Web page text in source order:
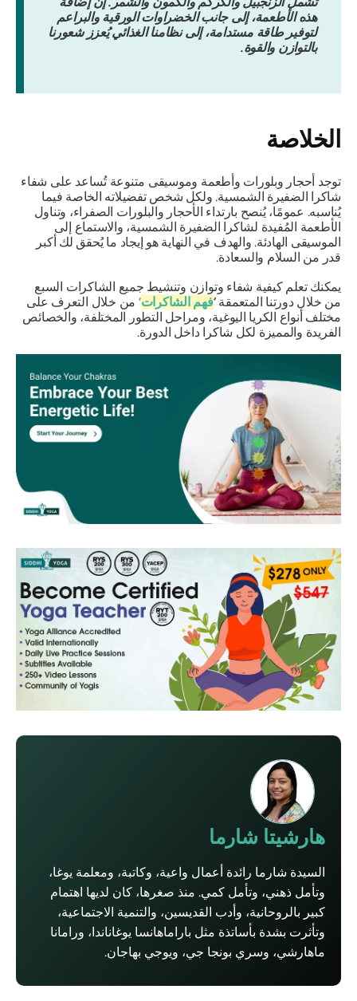
هذه الأطعمة، إلى جانب الخضراوات الورقية والبراعم
لتوفير طاقة مستدامة، إلى نظامنا الغذائي يُعزز شعورنا
بالتوازن والقوة.
الخلاصة
توجد أحجار وبلورات وأطعمة وموسيقى متنوعة تُساعد على شفاء
شاكرا الضفيرة الشمسية. ولكل شخص تفضيلاته الخاصة فيما
يُناسبه. عمومًا، يُنصح بارتداء الأحجار والبلورات الصفراء، وتناول
الأطعمة المُفيدة لشاكرا الضفيرة الشمسية، والاستماع إلى
الموسيقى الهادئة. والهدف في النهاية هو إيجاد ما يُحقق لك أكبر
قدر من السلام والسعادة.
يمكنك تعلم كيفية شفاء وتوازن وتنشيط جميع الشاكرات السبع
من خلال دورتنا المتعمقة‘فهم الشاكرات’من خلال التعرف على
مختلف أنواع الكريا اليوغية، ومراحل التطور المختلفة، والخصائص
الفريدة والمميزة لكل شاكرا داخل الدورة.
هارشيتا شارما
السيدة شارما رائدة أعمال واعية، وكاتبة، ومعلمة يوغا،
وتأمل ذهني، وتأمل كمي. منذ صغرها، كان لديها اهتمام
كبير بالروحانية، وأدب القديسين، والتنمية الاجتماعية،
وتأثرت بشدة بأساتذة مثل باراماهانسا يوغاناندا، ورامانا
ماهارشي، وسري بونجا جي، ويوجي بهاجان.